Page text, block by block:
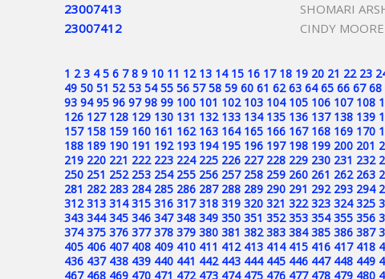
23007413
SHOMARI
23007412
CINDY
1 2 3 4 5 6 7 8 9 10 11 12 13 14 15 16 17 18 19 20 21 22 23
49 50 51 52 53 54 55 56 57 58 59 60 61 62 63 64 65 66 67 68
93 94 95 96 97 98 99 100 101 102 103 104 105 106 107 108
126 127 128 129 130 131 132 133 134 135 136 137 138 139
157 158 159 160 161 162 163 164 165 166 167 168 169 170
188 189 190 191 192 193 194 195 196 197 198 199 200 201
219 220 221 222 223 224 225 226 227 228 229 230 231 232
250 251 252 253 254 255 256 257 258 259 260 261 262 263
281 282 283 284 285 286 287 288 289 290 291 292 293 294
312 313 314 315 316 317 318 319 320 321 322 323 324 325
343 344 345 346 347 348 349 350 351 352 353 354 355 356
374 375 376 377 378 379 380 381 382 383 384 385 386 387
405 406 407 408 409 410 411 412 413 414 415 416 417 418
436 437 438 439 440 441 442 443 444 445 446 447 448 449
467 468 469 470 471 472 473 474 475 476 477 478 479 480